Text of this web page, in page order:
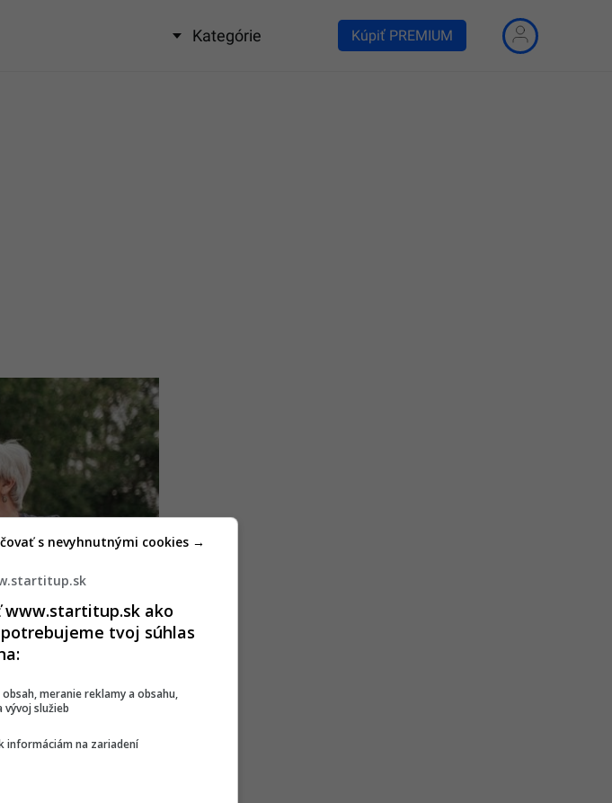
Kategórie Kúpiť PREMIUM
odchod do
www.startitup.sk ako
tvoj súhlas
meranie reklamy a obsahu,
vývoj služieb
informáciám na zariadení
s nevyhnutnými cookies →